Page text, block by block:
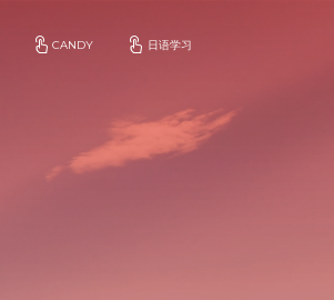
CANDY 日语学习